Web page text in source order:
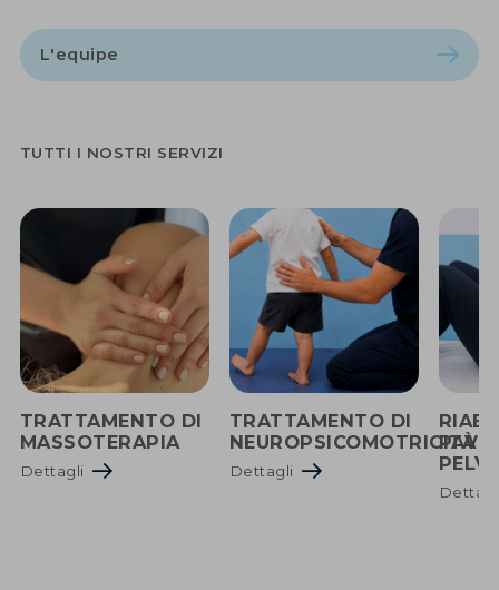
L'equipe
TUTTI I NOSTRI SERVIZI
TRATTAMENTO DI
MASSOTERAPIA
Dettagli
TRATTAMENTO DI
NEUROPSICOMOTRICITÀ
Dettagli